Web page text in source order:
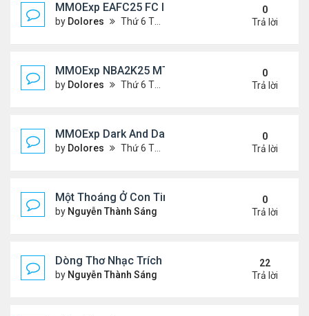
MMOExp EAFC25 FC IQ: Tactical Overhaul
by Dolores Thứ 6 Tháng 9 27, 2024 6:43 pm
0
Trả lời
MMOExp NBA2K25 MT Stephen Curry
by Dolores Thứ 6 Tháng 9 27, 2024 6:42 pm
0
Trả lời
MMOExp Dark And Darker to levelling up
by Dolores Thứ 6 Tháng 9 27, 2024 6:40 pm
0
Trả lời
Một Thoáng Ở Con Tim
by Nguyễn Thành Sáng Chủ nhật Tháng 8 25, 2024
0
Trả lời
Dòng Thơ Nhạc Trích Đoạn
by Nguyễn Thành Sáng Thứ 6 Tháng 3 15, 2024 9:53
22
Trả lời